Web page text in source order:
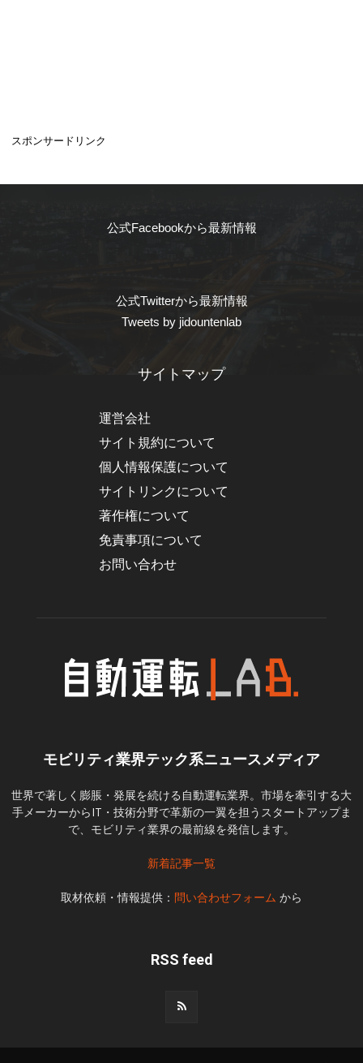
スポンサードリンク
公式Facebookから最新情報
公式Twitterから最新情報
Tweets by jidountenlab
サイトマップ
運営会社
サイト規約について
個人情報保護について
サイトリンクについて
著作権について
免責事項について
お問い合わせ
モビリティ業界テック系ニュースメディア
世界で著しく膨脹・発展を続ける自動運転業界。市場を牽引する大
手メーカーからIT・技術分野で革新の一翼を担うスタートアップま
で、モビリティ業界の最前線を発信します。
新着記事一覧
取材依頼・情報提供： 問い合わせフォーム から
RSS feed